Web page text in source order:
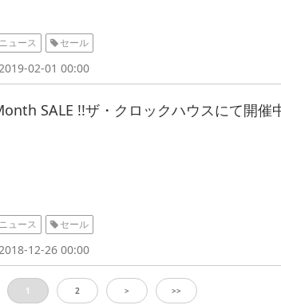
ニュース セール
02-01 00:00
SALE !!ザ・クロックハウスにて開催
ニュース セール
12-26 00:00
1 2 > >>